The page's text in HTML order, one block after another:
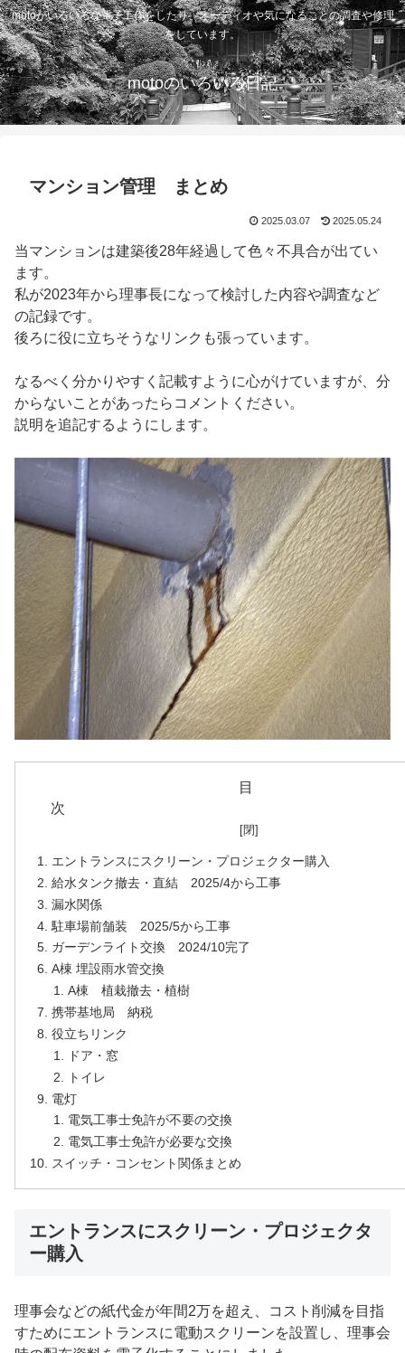
motoがいろいろな電子工作をしたり、オーディオや気になることの調査や修理
をしています。
motoのいろいろ日記
マンション管理 まとめ
2025.03.07 2025.05.24
当マンションは建築後28年経過して色々不具合が出てい
ます。
私が2023年から理事長になって検討した内容や調査など
の記録です。
後ろに役に立ちそうなリンクも張っています。
なるべく分かりやすく記載すように心がけていますが、分
からないことがあったらコメントください。
説明を追記するようにします。
目
エントランスにスクリーン・プロジェクター購入
給水タンク撤去・直結 2025/4から工事
漏水関係
駐車場前舗装 2025/5から工事
ガーデンライト交換 2024/10完了
A棟 埋設雨水管交換
A棟 植栽撤去・植樹
携帯基地局 納税
役立ちリンク
ドア・窓
トイレ
電灯
電気工事士免許が不要の交換
電気工事士免許が必要な交換
スイッチ・コンセント関係まとめ
エントランスにスクリーン・プロジェクタ
ー購入
理事会などの紙代金が年間2万を超え、コスト削減を目指
すためにエントランスに電動スクリーンを設置し、理事会